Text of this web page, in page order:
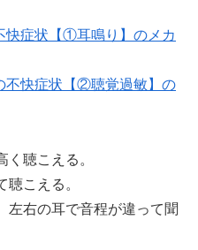
快症状【①耳鳴り】のメカ
不快症状【②聴覚過敏】の
聴こえる。
こえる。
左右の耳で音程が違って聞